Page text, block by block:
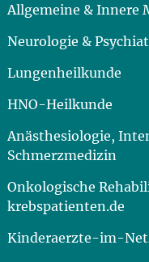
Allgemeine & Innere
Neurologie &
Lungenheilkunde
HNO-Heilkunde
Anästhesiologie,
Schmerzmedizin
Onkologische
krebspatienten.de
Kinderaerzte-im-